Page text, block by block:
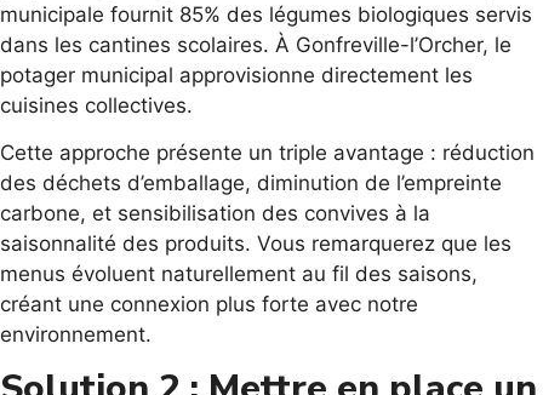
municipale fournit 85% des légumes biologiques servis
dans les cantines scolaires. À Gonfreville-l’Orcher, le
potager municipal approvisionne directement les
cuisines collectives.
Cette approche présente un triple avantage : réduction
des déchets d’emballage, diminution de l’empreinte
carbone, et sensibilisation des convives à la
saisonnalité des produits. Vous remarquerez que les
menus évoluent naturellement au fil des saisons,
créant une connexion plus forte avec notre
environnement.